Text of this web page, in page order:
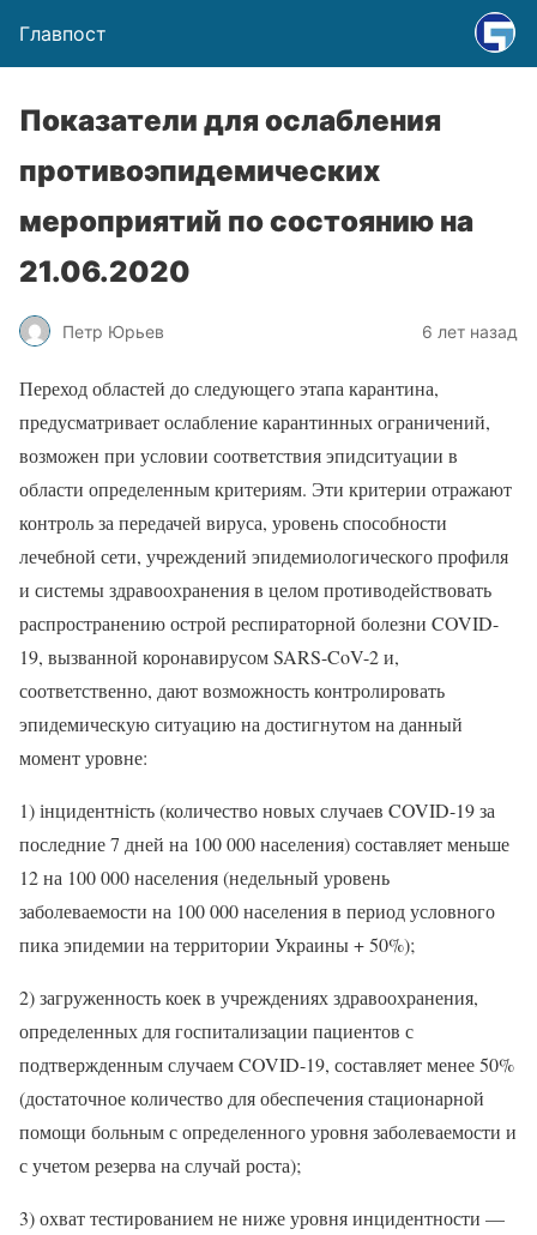
Главпост
Показатели для ослабления
противоэпидемических
мероприятий по состоянию на
21.06.2020
Петр Юрьев 6 лет назад
Переход областей до следующего этапа карантина,
предусматривает ослабление карантинных ограничений,
возможен при условии соответствия эпидситуации в
области определенным критериям. Эти критерии отражают
контроль за передачей вируса, уровень способности
лечебной сети, учреждений эпидемиологического профиля
и системы здравоохранения в целом противодействовать
распространению острой респираторной болезни COVID-
19, вызванной коронавирусом SARS-CoV-2 и,
соответственно, дают возможность контролировать
эпидемическую ситуацию на достигнутом на данный
момент уровне:
1) інцидентність (количество новых случаев COVID-19 за
последние 7 дней на 100 000 населения) составляет меньше
12 на 100 000 населения (недельный уровень
заболеваемости на 100 000 населения в период условного
пика эпидемии на территории Украины + 50%);
2) загруженность коек в учреждениях здравоохранения,
определенных для госпитализации пациентов с
подтвержденным случаем COVID-19, составляет менее 50%
(достаточное количество для обеспечения стационарной
помощи больным с определенного уровня заболеваемости и
с учетом резерва на случай роста);
3) охват тестированием не ниже уровня инцидентности —